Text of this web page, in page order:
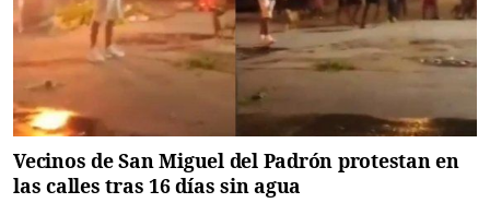
Vecinos de San Miguel del Padrón protestan en
las calles tras 16 días sin agua